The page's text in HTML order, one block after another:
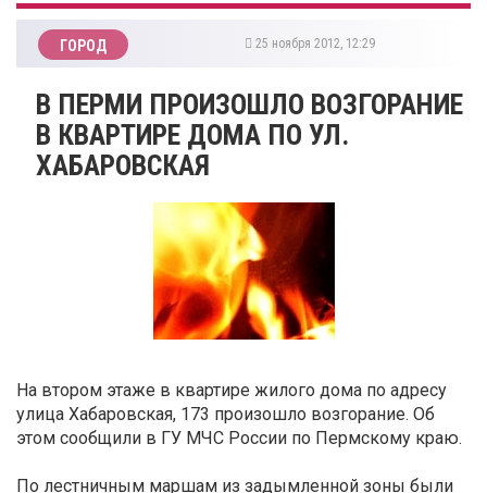
ГОРОД 25 ноября 2012, 12:29
В ПЕРМИ ПРОИЗОШЛО ВОЗГОРАНИЕ
В КВАРТИРЕ ДОМА ПО УЛ.
ХАБАРОВСКАЯ
На втором этаже в квартире жилого дома по адресу
улица Хабаровская, 173 произошло возгорание. Об
этом сообщили в ГУ МЧС России по Пермскому краю.
По лестничным маршам из задымленной зоны были